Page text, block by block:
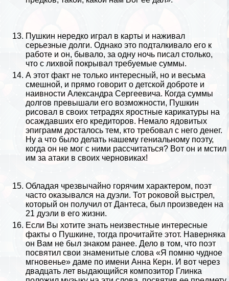
Пушкин нередко играл в карты и наживал
серьезные долги. Однако это подталкивало его к
работе и он, бывало, за одну ночь писал столько,
что с лихвой покрывал требуемые суммы.
А этот факт не только интересный, но и весьма
смешной, и прямо говорит о детской доброте и
наивности Александра Сергеевича. Когда суммы
долгов превышали его возможности, Пушкин
рисовал в своих тетрадях яростные карикатуры на
осаждавших его кредиторов. Немало ядовитых
эпиграмм досталось тем, кто требовал с него денег.
Ну а что было делать нашему гениальному поэту,
когда он не мог с ними рассчитаться? Вот он и мстил
им за атаки в своих черновиках!
Обладая чрезвычайно горячим хаpaктером, поэт
часто оказывался на дуэли. Тот роковой выстрел,
который он получил от Дантеса, был произведен на
21 дуэли в его жизни.
Если Вы хотите знать неизвестные интересные
факты о Пушкине, тогда прочитайте этот. Наверняка
он Вам не был знаком ранее. Дело в том, что поэт
посвятил свои знаменитые слова «Я помню чудное
мгновенье» даме по имени Анна Керн. И вот через
двадцать лет выдающийся композитор Глинка